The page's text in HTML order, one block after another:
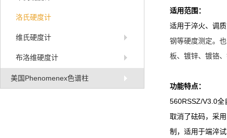
洛氏硬度计
维氏硬度计
布洛维硬度计
美国Phenomenex色谱柱
适用范围：
适用于淬火、调
钢等硬度测定。
板、镀锌、镀铬
功能特点：
560RSSZ/V3.0全
取消了砝码，采
制，适用于端淬